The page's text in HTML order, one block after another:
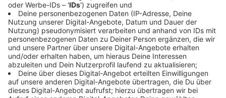
Massentötung bald schon illegal ist. Tierschützer
kritisieren das Kükenschreddern schon seit Jahren.
Dabei wird laut der Geflügelwirtschaft gar nicht mehr
geschreddert, sondern die Tiere werden vergast. Rund
50 Millionen Tiere sterben so jedes Jahr, weil sie für
die Fleischindustrie viel zu dünn und für die
Eierproduktion nicht zu gebrauchen sind. Das soll sich
ändern. In Laboren und an Unis wurden Verfahren